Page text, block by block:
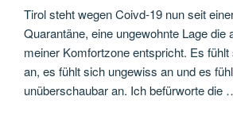
Tirol steht wegen Coivd-19 nun seit
Quarantäne, eine ungewohnte Lage die
meiner Komfortzone entspricht. Es
an, es fühlt sich ungewiss an und es
unüberschaubar an. Ich befürworte die